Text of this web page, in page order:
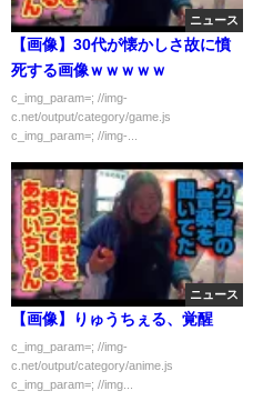
ニュース
【画像】30代が懐かしさ故に憤
死する画像ｗｗｗｗｗ
c_img_param=; //img-
c.net/output/category/game.js
c_img_param=; //img-...
ニュース
【画像】りゅうちぇる、覚醒
c_img_param=; //img-
c.net/output/category/anime.js
c_img_param=; //img...